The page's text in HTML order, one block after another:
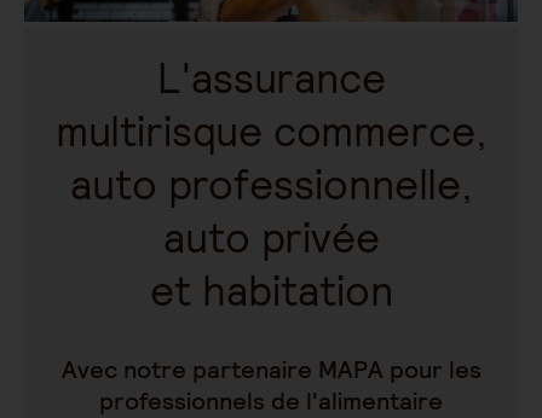
L'assurance
multirisque commerce,
auto professionnelle,
auto privée
et habitation
Avec notre partenaire MAPA pour les
professionnels de l'alimentaire